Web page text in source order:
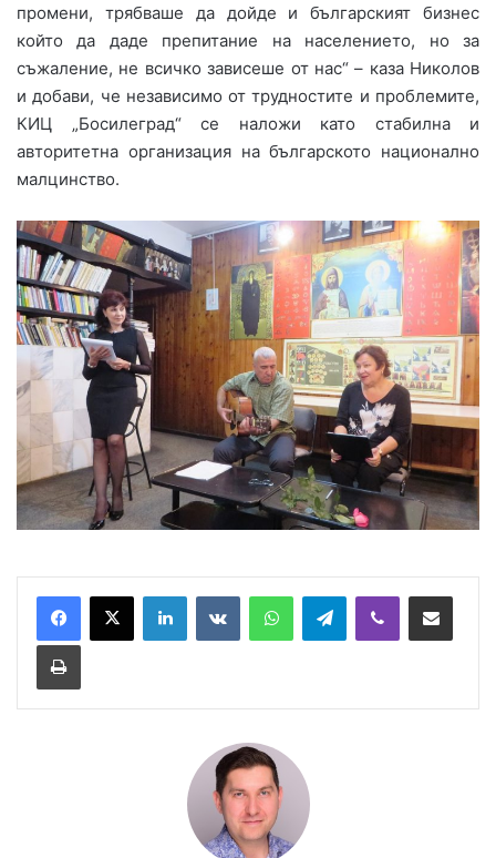
промени, трябваше да дойде и българският бизнес
който да даде препитание на населението, но за
съжаление, не всичко зависеше от нас“ – каза Николов
и добави, че независимо от трудностите и проблемите,
КИЦ „Босилеград“ се наложи като стабилна и
авторитетна организация на българското национално
малцинство.
Telegram